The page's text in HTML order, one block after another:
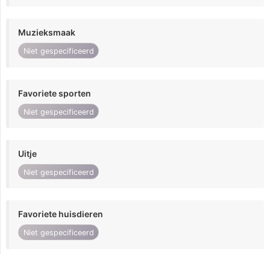
Muzieksmaak
Niet gespecificeerd
Favoriete sporten
Niet gespecificeerd
Uitje
Niet gespecificeerd
Favoriete huisdieren
Niet gespecificeerd